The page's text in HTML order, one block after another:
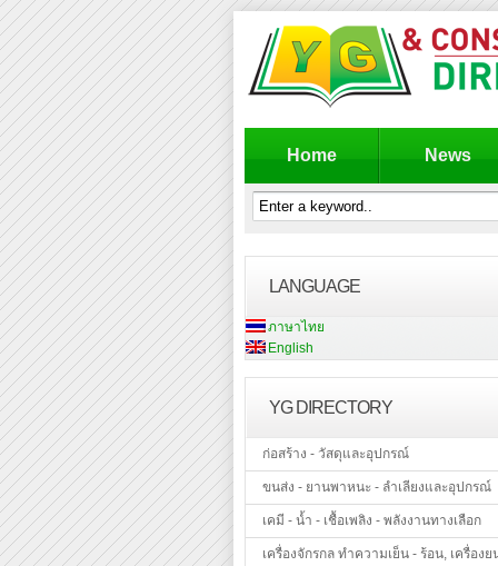
Home News
LANGUAGE
ภาษาไทย
English
YG DIRECTORY
ก่อสร้าง - วัสดุและอุปกรณ์
ขนส่ง - ยานพาหนะ - ลำเลียงและอุปกรณ์
เคมี - น้ำ - เชื้อเพลิง - พลังงานทางเลือก
เครื่องจักรกล ทำความเย็น - ร้อน, เครื่องย